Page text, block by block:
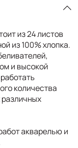
из 24 листов
из 100% хлопка.
и высокой
количества
акварелью и